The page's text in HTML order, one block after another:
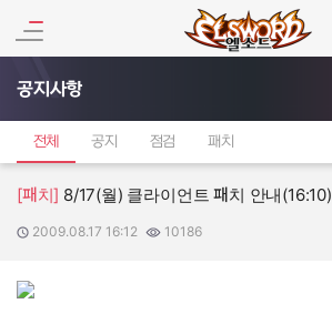
공지사항
전체 공지 점검 패치
[패치] 8/17(월) 클라이언트 패치 안내(16:10)
작성일:
2009.08.17 16:12
조회수: 10186